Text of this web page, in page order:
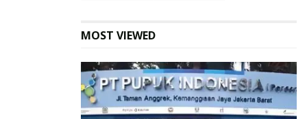
MOST VIEWED